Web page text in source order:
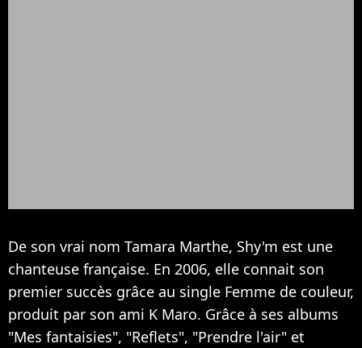
De son vrai nom Tamara Marthe, Shy'm est une
chanteuse française. En 2006, elle connait son
premier succès grâce au single Femme de couleur,
produit par son ami K Maro. Grâce à ses albums
"Mes fantaisies", "Reflets", "Prendre l'air" et